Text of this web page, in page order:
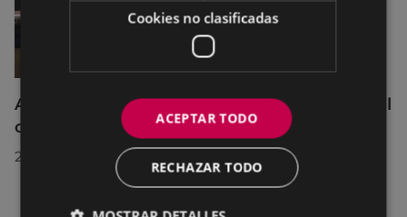
Acuerdos adoptados por el Pleno Municipal
celebrado el 27 de julio de 2026
28/07/2026
Cookies no clasificadas
ACEPTAR TODO
RECHAZAR TODO